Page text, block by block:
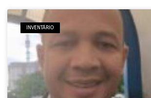
INVENTÁRIO